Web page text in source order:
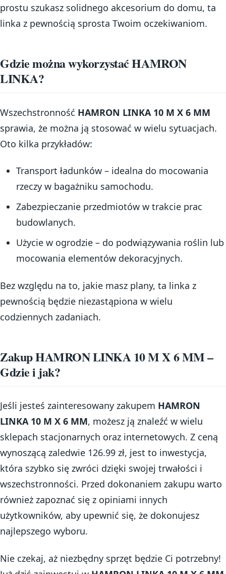
prostu szukasz solidnego akcesorium do domu, ta
linka z pewnością sprosta Twoim oczekiwaniom.
Gdzie można wykorzystać HAMRON
LINKA?
Wszechstronność HAMRON LINKA 10 M X 6 MM
sprawia, że można ją stosować w wielu sytuacjach.
Oto kilka przykładów:
Transport ładunków – idealna do mocowania
rzeczy w bagażniku samochodu.
Zabezpieczanie przedmiotów w trakcie prac
budowlanych.
Użycie w ogrodzie – do podwiązywania roślin lub
mocowania elementów dekoracyjnych.
Bez względu na to, jakie masz plany, ta linka z
pewnością będzie niezastąpiona w wielu
codziennych zadaniach.
Zakup HAMRON LINKA 10 M X 6 MM –
Gdzie i jak?
Jeśli jesteś zainteresowany zakupem HAMRON
LINKA 10 M X 6 MM, możesz ją znaleźć w wielu
sklepach stacjonarnych oraz internetowych. Z ceną
wynoszącą zaledwie 126.99 zł, jest to inwestycja,
która szybko się zwróci dzięki swojej trwałości i
wszechstronności. Przed dokonaniem zakupu warto
również zapoznać się z opiniami innych
użytkowników, aby upewnić się, że dokonujesz
najlepszego wyboru.
Nie czekaj, aż niezbędny sprzęt będzie Ci potrzebny!